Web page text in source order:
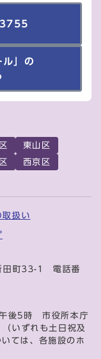
ル」の
東山区
西京区
扱い
田町33-1 電話番
午後5時 市役所本庁
いずれも土日祝及
ては、各施設のホ